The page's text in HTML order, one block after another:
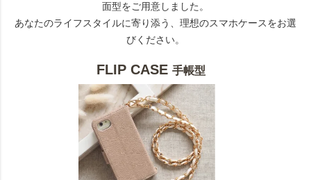
面型をご用意しました。
あなたのライフスタイルに寄り添う、理想のスマホケースをお選
びください。
FLIP CASE手帳型